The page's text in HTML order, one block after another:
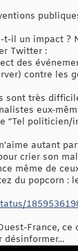
t-il un impact ?
Twitter :
des
contre les
sont très
eux-
“Tel politicien/
autant
crier son
même de
du popcorn :
France,
désinformer...